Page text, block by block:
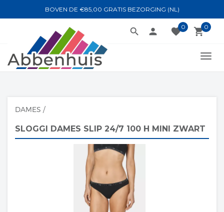
BOVEN DE €85,00 GRATIS BEZORGING (NL)
local_grocery_store0
favorite0
search person
DAMES /
SLOGGI DAMES SLIP 24/7 100 H MINI ZWART